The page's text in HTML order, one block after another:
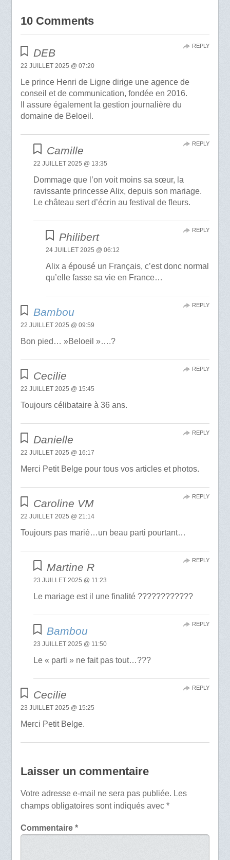
10 Comments
DEB
22 JUILLET 2025 @ 07:20
Le prince Henri de Ligne dirige une agence de
conseil et de communication, fondée en 2016.
Il assure également la gestion journalière du
domaine de Beloeil.
REPLY
Camille
22 JUILLET 2025 @ 13:35
Dommage que l’on voit moins sa sœur, la
ravissante princesse Alix, depuis son mariage.
Le château sert d’écrin au festival de fleurs.
REPLY
Philibert
24 JUILLET 2025 @ 06:12
Alix a épousé un Français, c’est donc normal
qu’elle fasse sa vie en France…
REPLY
Bambou
22 JUILLET 2025 @ 09:59
Bon pied… »Beloeil »….?
REPLY
Cecilie
22 JUILLET 2025 @ 15:45
Toujours célibataire à 36 ans.
REPLY
Danielle
22 JUILLET 2025 @ 16:17
Merci Petit Belge pour tous vos articles et photos.
REPLY
Caroline VM
22 JUILLET 2025 @ 21:14
Toujours pas marié…un beau parti pourtant…
REPLY
Martine R
23 JUILLET 2025 @ 11:23
Le mariage est il une finalité ????????????
REPLY
Bambou
23 JUILLET 2025 @ 11:50
Le « parti » ne fait pas tout…???
REPLY
Cecilie
23 JUILLET 2025 @ 15:25
Merci Petit Belge.
REPLY
Laisser un commentaire
Votre adresse e-mail ne sera pas publiée. Les
champs obligatoires sont indiqués avec *
Commentaire *